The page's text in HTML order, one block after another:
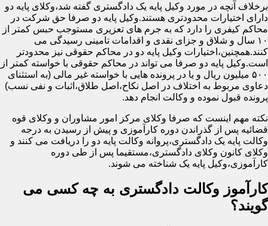
برخلاف آنچه در مورد وکیل پایه یک دادگستری گفته شد،وکلای پایه دو
دارای اختیارات محدودتری هستند.وکیل پایه دو صرفا حق شرکت در
محاکم کیفری را دارد که به جرم های تعزیری مستوجب حبس کمتر از
۱۰ سال و شلاق و جزای نقدی و اقدامات تامینی رسیدگی می
کنند.همچنین،اختیارات وکیل پایه دو در محاکم حقوقی نیز محدودتر
است.وکیل پایه دو صرفا می تواند در محاکم حقوقی با خواسته کمتر از
۵۰۰ میلیون ریال و یا در پرونده هایی با خواسته غیر مالی (به استثنای
دعاوی مربوط به اختلاف در اصل نکاح،اصل طلاق،اثبات و نفی نسب)
پرونده قبول نموده و وکالت انجام دهد.
نکته مهم اینست که صرفا وکلای مرکز امور مشاوران و وکلای قوه
قضائیه پس از گذراندن دوره کارآموزی و پیش از رسیدن به درجه
وکالت پایه یک دادگستری،پروانه وکالت پایه دو را دریافت می کنند و
وکلای کانون وکلای دادگستری،مستقیما پس از طی دوره
کارآموزی،وکیل پایه یک شناخته می شوند.
کارآموز وکالت دادگستری به چه کسی می
گویند؟